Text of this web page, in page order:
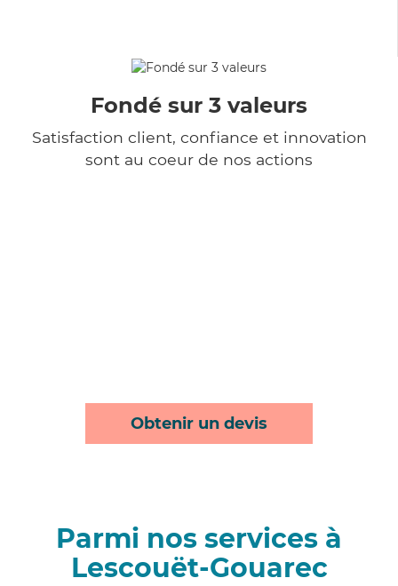
Fondé sur 3 valeurs
Satisfaction client, confiance et innovation
sont au coeur de nos actions
Obtenir un devis
Parmi nos services à
Lescouët-Gouarec